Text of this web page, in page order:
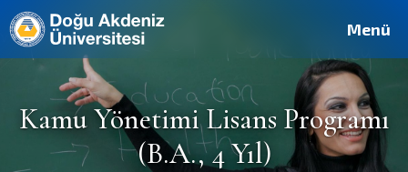
Site Personel
Deutsch Français Menü
Kamu Yönetimi Lisans Programı
(B.A., 4 Yıl)